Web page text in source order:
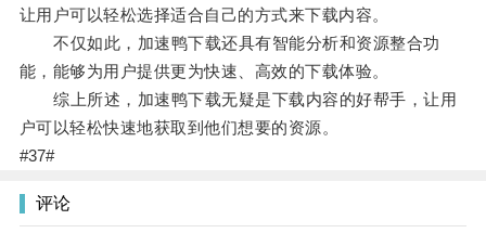
让用户可以轻松选择适合自己的方式来下载内容。
不仅如此，加速鸭下载还具有智能分析和资源整合功
能，能够为用户提供更为快速、高效的下载体验。
综上所述，加速鸭下载无疑是下载内容的好帮手，让用
户可以轻松快速地获取到他们想要的资源。
#37#
评论